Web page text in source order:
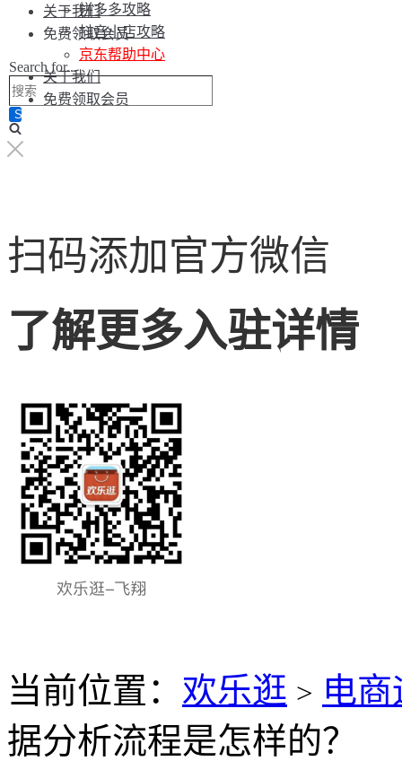
关于我们
免费领取会员
Search for...
拼多多攻略
抖音小店攻略
京东帮助中心
关于我们
免费领取会员
扫码添加官方微信
了解更多入驻详情
当前位置： 欢乐逛 > 电
据分析流程是怎样的？